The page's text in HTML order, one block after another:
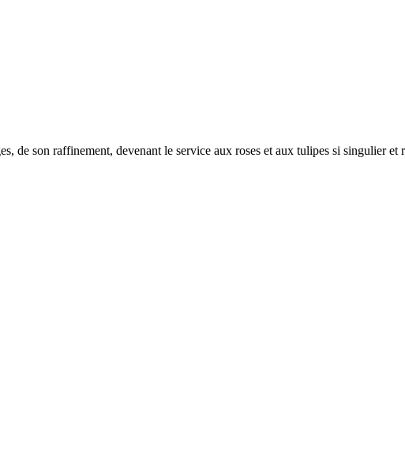
de son raffinement, devenant le service aux roses et aux tulipes si singulier et